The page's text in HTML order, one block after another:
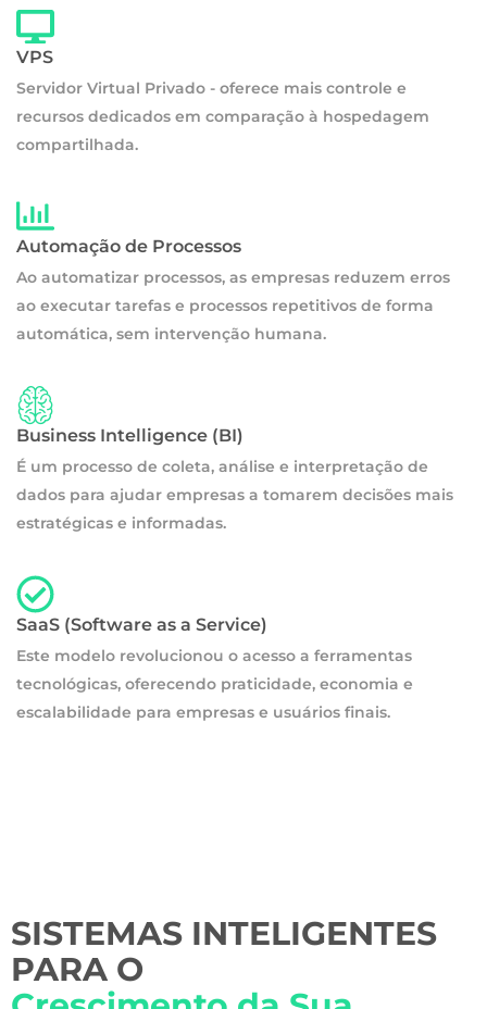
VPS
Servidor Virtual Privado - oferece mais controle e
recursos dedicados em comparação à hospedagem
compartilhada.
Automação de Processos
Ao automatizar processos, as empresas reduzem erros
ao executar tarefas e processos repetitivos de forma
automática, sem intervenção humana.
Business Intelligence (BI)
É um processo de coleta, análise e interpretação de
dados para ajudar empresas a tomarem decisões mais
estratégicas e informadas.
SaaS (Software as a Service)
Este modelo revolucionou o acesso a ferramentas
tecnológicas, oferecendo praticidade, economia e
escalabilidade para empresas e usuários finais.
SISTEMAS INTELIGENTES
PARA O